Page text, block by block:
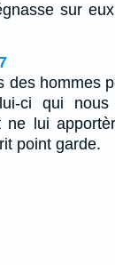
sur
des hommes
ci qui
ne lui
point garde.